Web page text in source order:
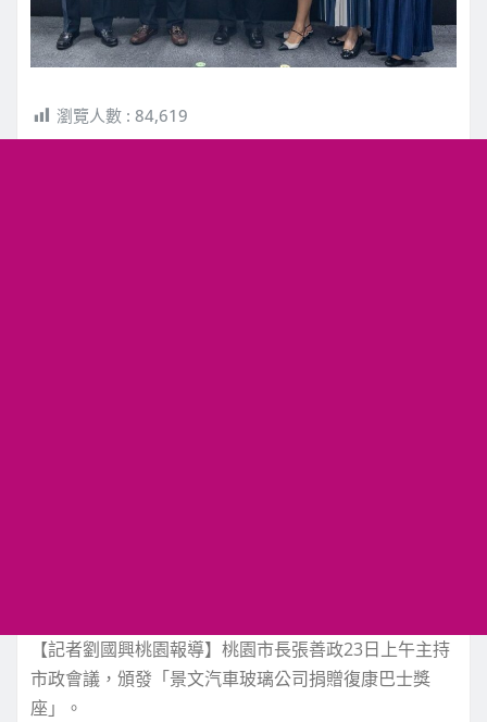
瀏覽人數 : 84,619
【記者劉國興桃園報導】桃園市長張善政23日上午主持
市政會議，頒發「景文汽車玻璃公司捐贈復康巴士獎
座」。